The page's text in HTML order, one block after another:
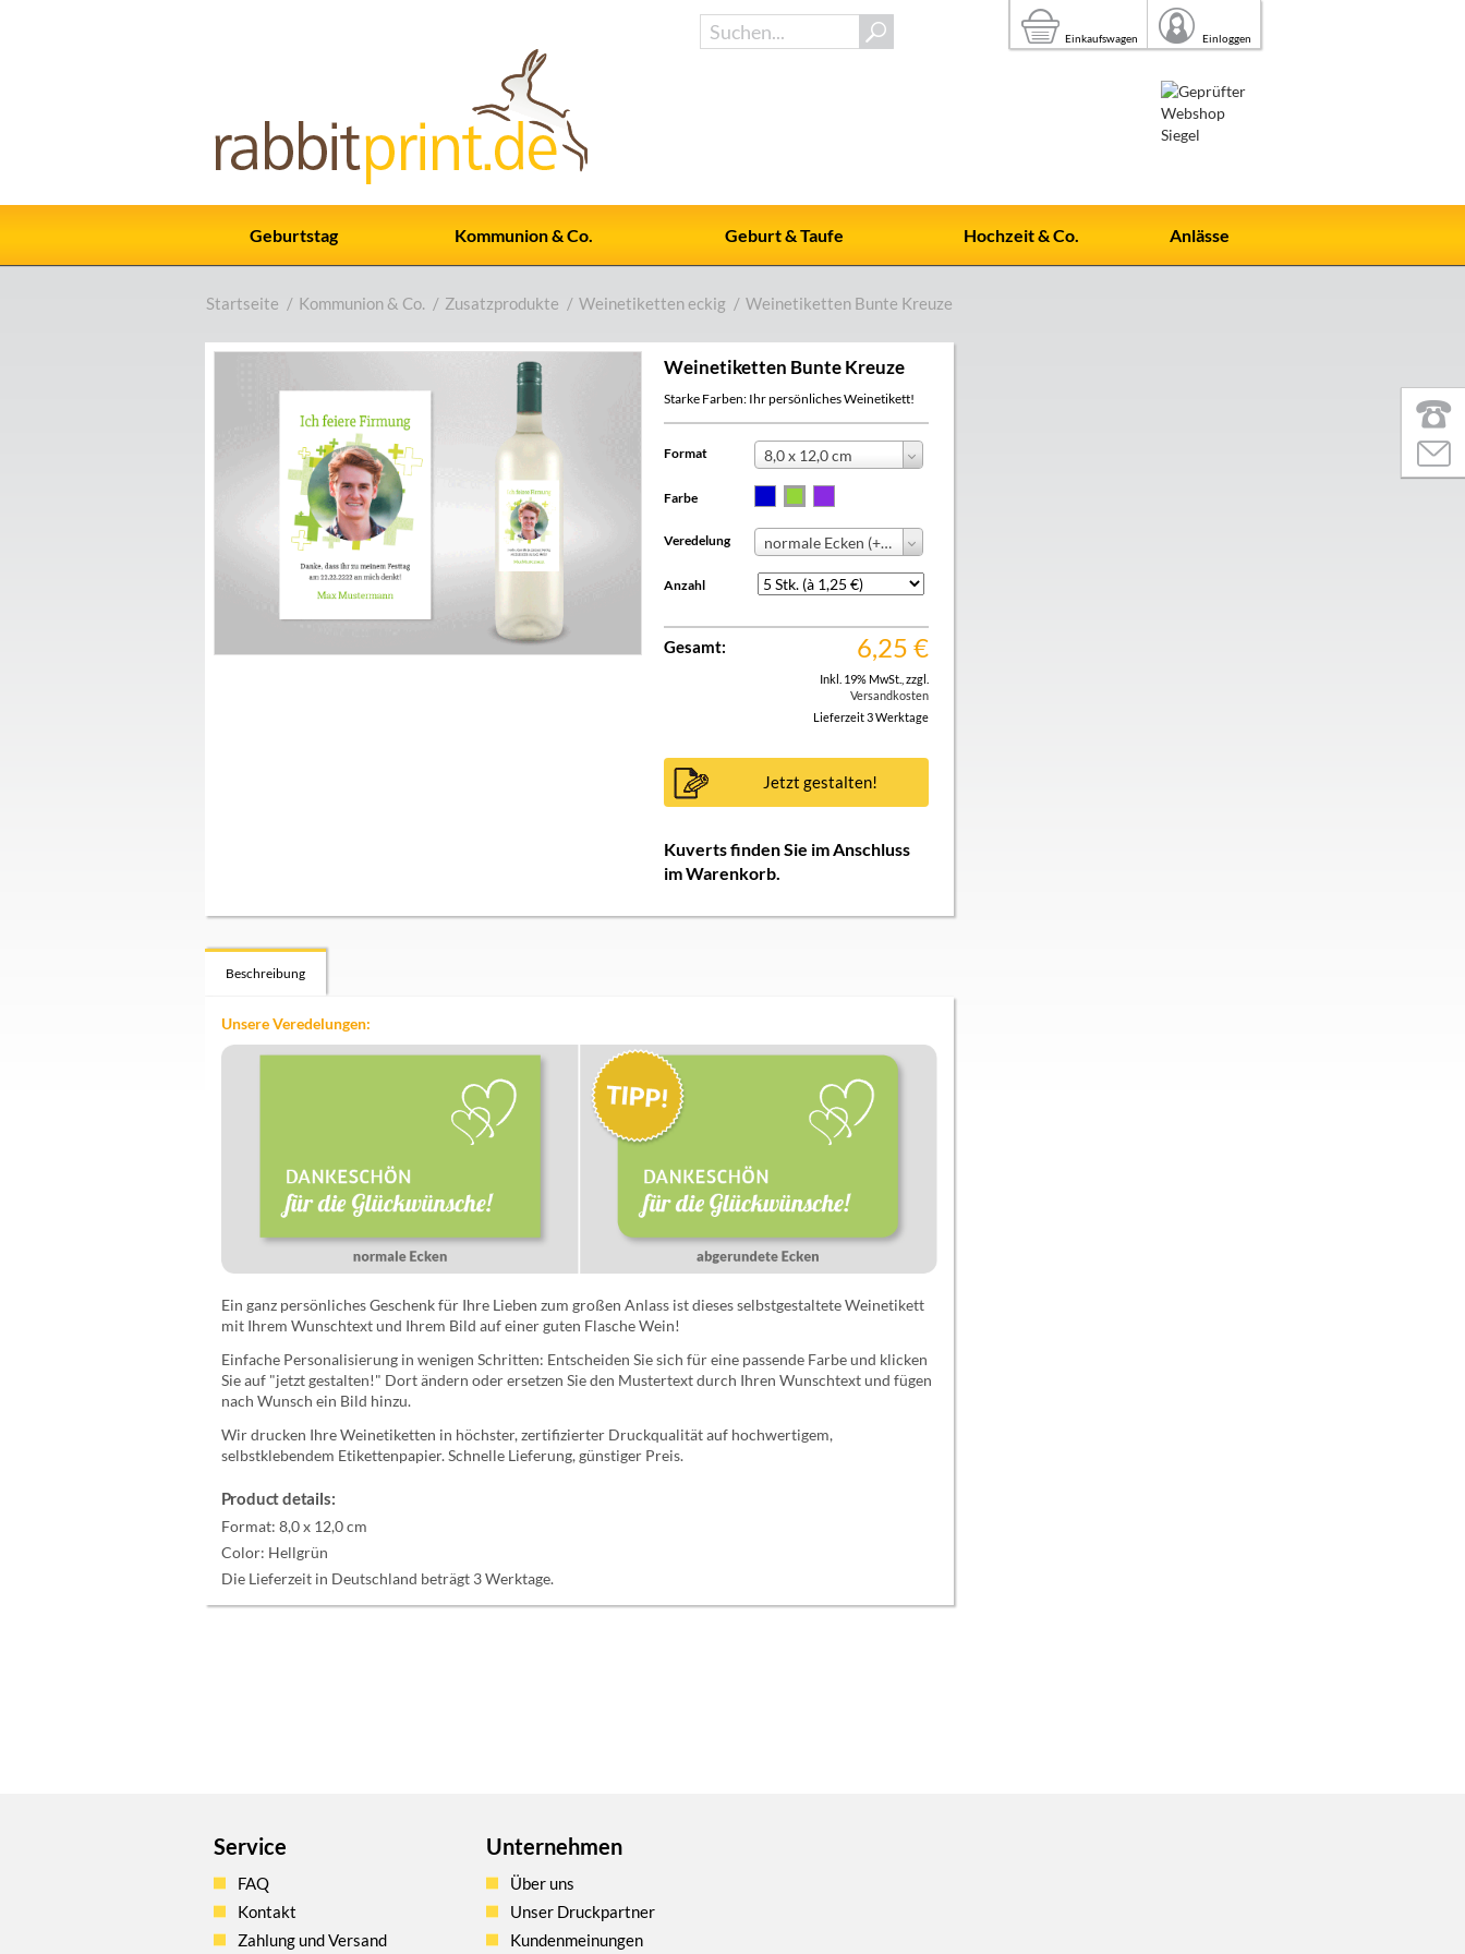
Einkaufswagen Einloggen
Geburtstag Kommunion & Co. Geburt & Taufe Hochzeit & Co. Anlässe
Startseite / Kommunion & Co. / Zusatzprodukte / Weinetiketten eckig / Weinetiketten Bunte Kreuze
Weinetiketten Bunte Kreuze
Starke Farben: Ihr persönliches Weinetikett!
Format 8,0 x 12,0 cm
Farbe
Veredelung normale Ecken (+ 0,00 €)
Anzahl
Gesamt: 6,25 €
Inkl. 19% MwSt. ,zzgl.
Versandkosten
Lieferzeit 3 Werktage
Jetzt gestalten!
Kuverts finden Sie im Anschluss
im Warenkorb.
Beschreibung
Unsere Veredelungen:
Ein ganz persönliches Geschenk für Ihre Lieben zum großen Anlass ist dieses selbstgestaltete Weinetikett
mit Ihrem Wunschtext und Ihrem Bild auf einer guten Flasche Wein!
Einfache Personalisierung in wenigen Schritten: Entscheiden Sie sich für eine passende Farbe und klicken
Sie auf "jetzt gestalten!" Dort ändern oder ersetzen Sie den Mustertext durch Ihren Wunschtext und fügen
nach Wunsch ein Bild hinzu.
Wir drucken Ihre Weinetiketten in höchster, zertifizierter Druckqualität auf hochwertigem,
selbstklebendem Etikettenpapier. Schnelle Lieferung, günstiger Preis.
Product details:
Format: 8,0 x 12,0 cm
Color: Hellgrün
Die Lieferzeit in Deutschland beträgt 3 Werktage.
Service
FAQ
Kontakt
Zahlung und Versand
Unternehmen
Über uns
Unser Druckpartner
Kundenmeinungen